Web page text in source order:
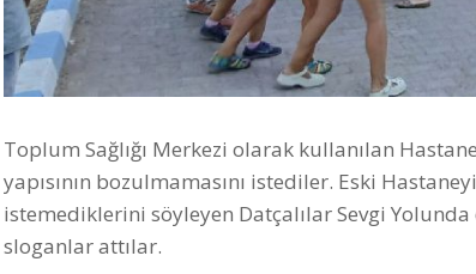
Toplum Sağlığı Merkezi olarak kullanılan
yapısının bozulmamasını istediler. Eski
istemediklerini söyleyen Datçalılar Sevgi
sloganlar attılar.